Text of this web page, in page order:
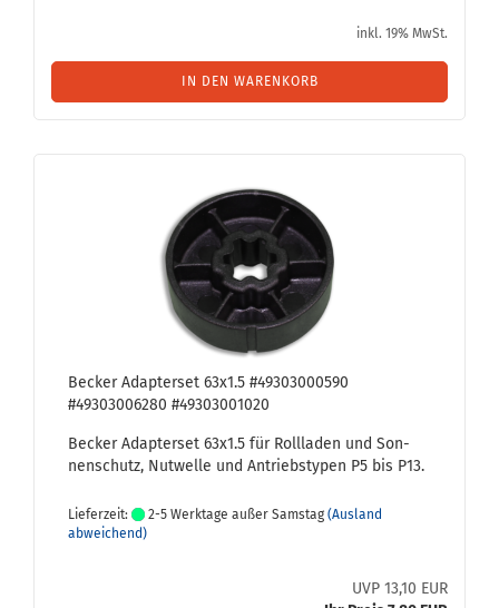
inkl. 19% MwSt.
IN DEN WARENKORB
Be­cker Ad­ap­ter­set 63x1.5 #49303000590
#49303006280 #49303001020
Be­cker Ad­ap­ter­set 63x1.5 für Roll­la­den und Son­
nen­schutz, Nut­wel­le und An­triebs­ty­pen P5 bis P13.
Lieferzeit: 2-5 Werktage außer Samstag (Ausland
abweichend)
UVP 13,10 EUR